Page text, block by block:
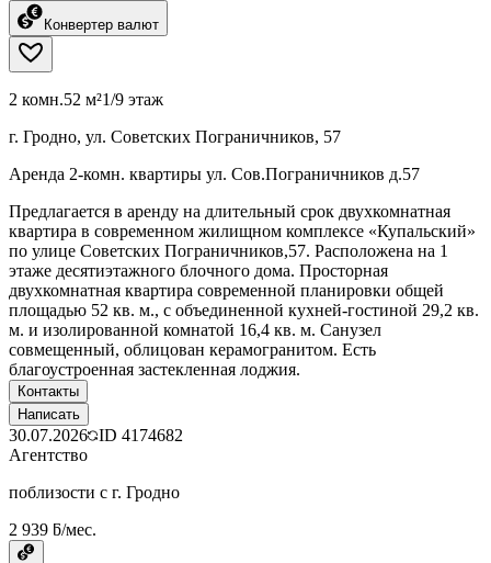
Конвертер валют
2 комн.52 м²1/9 этаж
г. Гродно, ул. Советских Пограничников, 57
Аренда 2-комн. квартиры ул. Сов.Пограничников д.57
Предлагается в аренду на длительный срок двухкомнатная
квартира в современном жилищном комплексе «Купальский»
по улице Советских Пограничников,57. Расположена на 1
этаже десятиэтажного блочного дома. Просторная
двухкомнатная квартира современной планировки общей
площадью 52 кв. м., с объединенной кухней-гостиной 29,2 кв.
м. и изолированной комнатой 16,4 кв. м. Санузел
совмещенный, облицован керамогранитом. Есть
благоустроенная застекленная лоджия.
Контакты
Написать
30.07.2026 ID 4174682
Агентство
поблизости с г. Гродно
2 939 ƃ/мес.